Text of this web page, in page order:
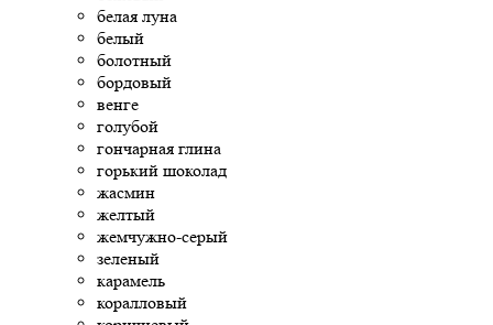
белая луна
белый
болотный
бордовый
венге
голубой
гончарная глина
горький шоколад
жасмин
желтый
жемчужно-серый
зеленый
карамель
коралловый